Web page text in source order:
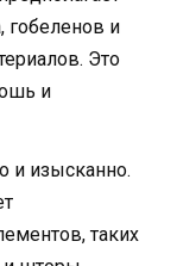
гобеленов и
Это
и
и изысканно.
таких